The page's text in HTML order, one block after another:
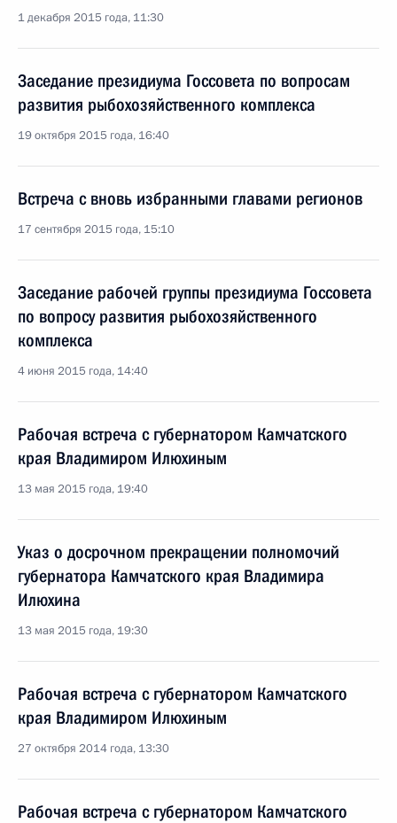
1 декабря 2015 года, 11:30
Заседание президиума Госсовета по вопросам
развития рыбохозяйственного комплекса
19 октября 2015 года, 16:40
Встреча с вновь избранными главами регионов
17 сентября 2015 года, 15:10
Заседание рабочей группы президиума Госсовета
по вопросу развития рыбохозяйственного
комплекса
4 июня 2015 года, 14:40
Рабочая встреча с губернатором Камчатского
края Владимиром Илюхиным
13 мая 2015 года, 19:40
Указ о досрочном прекращении полномочий
губернатора Камчатского края Владимира
Илюхина
13 мая 2015 года, 19:30
Рабочая встреча с губернатором Камчатского
края Владимиром Илюхиным
27 октября 2014 года, 13:30
Рабочая встреча с губернатором Камчатского